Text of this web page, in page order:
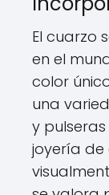
El cuarzo
en el
color
una
y
joyería de